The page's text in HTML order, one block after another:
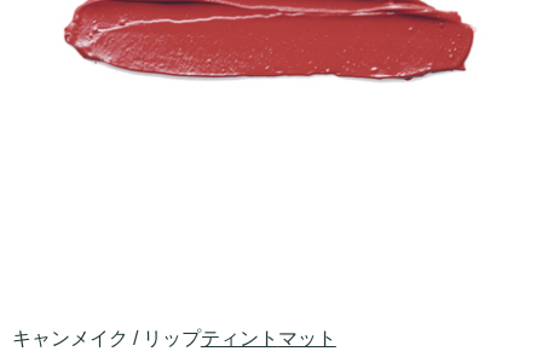
キャンメイク / リップティント マット